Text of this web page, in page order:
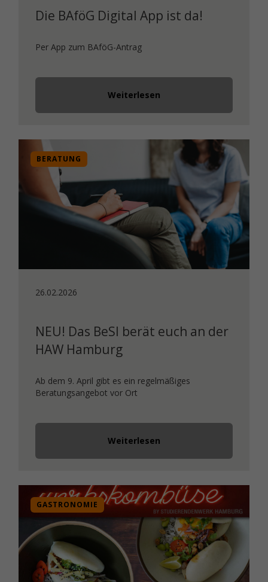
Die BAföG Digital App ist da!
Per App zum BAföG-Antrag
Weiterlesen
BERATUNG
26.02.2026
NEU! Das BeSI berät euch an der
HAW Hamburg
Ab dem 9. April gibt es ein regelmäßiges
Beratungsangebot vor Ort
Weiterlesen
GASTRONOMIE